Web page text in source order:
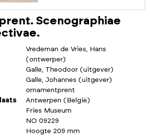
Scenographiae
Vredeman de Vries, Hans
(ontwerper)
Galle, Theodoor (uitgever)
Galle, Johannes (uitgever)
ornamentprent
Antwerpen (België)
Fries Museum
NO 09229
Hoogte 209 mm